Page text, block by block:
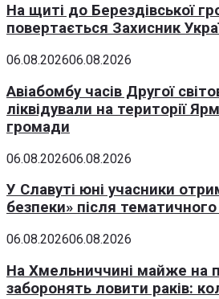
На щиті до Берездівської
повертається Захисник
06.08.202606.08.2026
Авіабомбу часів Другої
ліквідували на території
громади
06.08.202606.08.2026
У Славуті юні учасники
безпеки» після
06.08.202606.08.2026
На Хмельниччині майже на
заборонять ловити раків: